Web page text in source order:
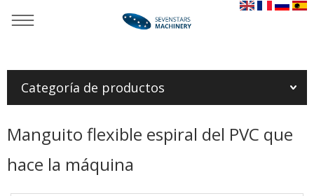
Categoría de productos
Manguito flexible espiral del PVC que
hace la máquina